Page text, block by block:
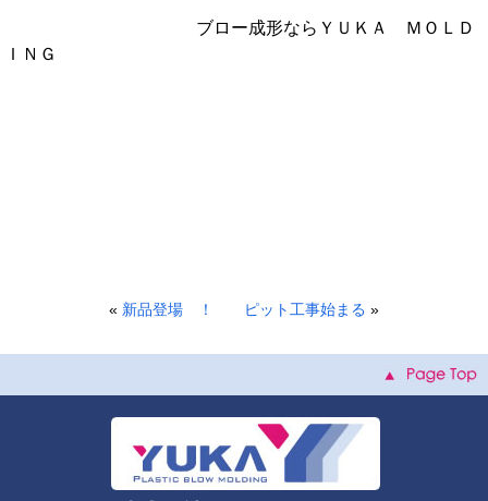
ブロー成形ならＹＵＫＡ ＭＯＬＤ
ＩＮＧ
« 新品登場 ！ ピット工事始まる »